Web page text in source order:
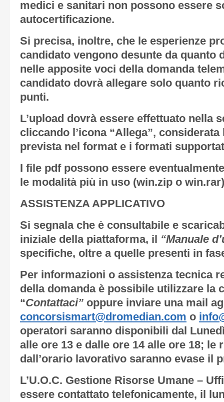
medici e sanitari non possono essere
autocertificazione.
Si precisa, inoltre, che le esperienze
candidato vengono desunte da quanto
nelle apposite voci della domanda
candidato dovrà allegare solo quanto
punti.
L’upload dovrà essere effettuato nella
cliccando l’icona “Allega”,
prevista nel format e i formati
I file pdf possono essere
le modalità più in uso (win.zip o
ASSISTENZA APPLICATIVO
Si segnala che è consultabile e
iniziale della piattaforma, il “Manuale
specifiche, oltre a quelle presenti in
Per informazioni o assistenza tecnica
della domanda è possibile utilizzare la
“Contattaci” oppure inviare una mail
concorsismart@dromedian.com o
operatori saranno disponibili dal
alle ore 13 e dalle ore 14 alle ore 18;
dall’orario lavorativo saranno evase il
L’U.O.C. Gestione Risorse Umane –
essere contattato telefonicamente, il